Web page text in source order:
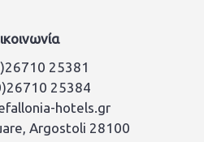
25381
25384
hotels.gr
Argostoli 28100